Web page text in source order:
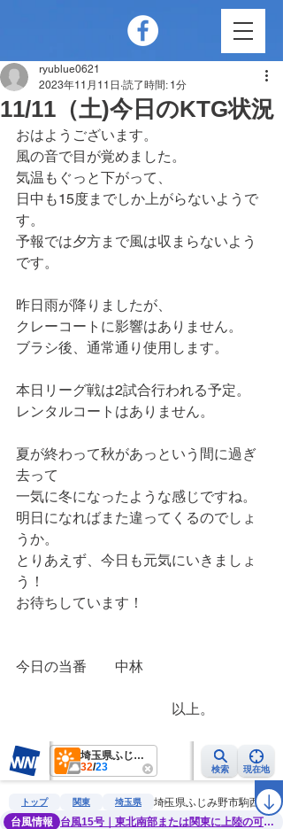
11/11（土)今日のKTG状況
ryublue0621
2023年11月11日 読了時間: 1分
おはようございます。
風の音で目が覚めました。
気温もぐっと下がって、
日中も15度までしか上がらないようで
す。
予報では夕方まで風は収まらないよう
です。
昨日雨が降りましたが、
クレーコートに影響はありません。
ブラシ後、通常通り使用します。
本日リーグ戦は2試合行われる予定。
レンタルコートはありません。
夏が終わって秋があっという間に過ぎ
去って
一気に冬になったような感じですね。
明日になればまた違ってくるのでしょ
うか。
とりあえず、今日も元気にいきましょ
う！
お待ちしています！
今日の当番　　中林
以上。